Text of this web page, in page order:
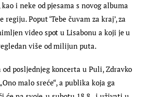
i neke od pjesama s novog albuma
Poput ‘Tebe čuvam za kraj’, za
video spot u Lisabonu a koji je u
više od milijun puta.
od posljednjeg koncerta u Puli, Zdravko
malo sreće“, a publika koja ga